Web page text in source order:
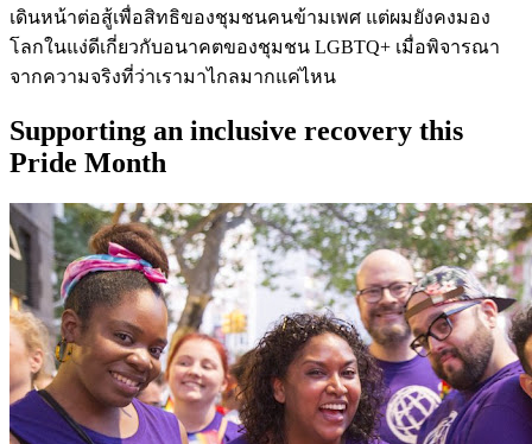
เดินหน้าต่อสู้เพื่อสิทธิของชุมชนคนข้ามเพศ แต่ผมยังคงมอง
โลกในแง่ดีเกี่ยวกับอนาคตของชุมชน LGBTQ+ เมื่อพิจารณา
จากความจริงที่ว่าเรามาไกลมากแค่ไหน
Supporting an inclusive recovery this
Pride Month